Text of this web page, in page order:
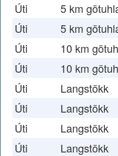
Úti
5 km
Úti
5 km
Úti
10 km
Úti
10 km
Úti
Langstökk
Úti
Langstökk
Úti
Langstökk
Úti
Langstökk